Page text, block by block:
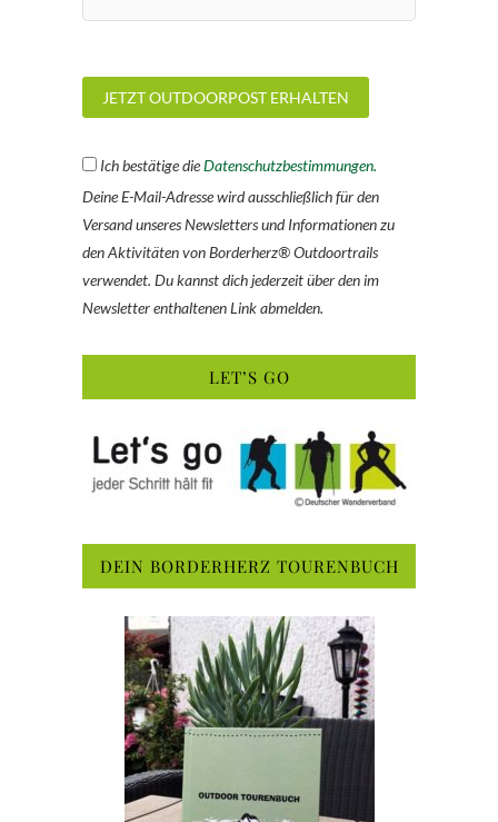
Ich bestätige dieDatenschutzbestimmungen.
Deine E-Mail-Adresse wird ausschließlich für den
Versand unseres Newsletters und Informationen zu
den Aktivitäten von Borderherz® Outdoortrails
verwendet. Du kannst dich jederzeit über den im
Newsletter enthaltenen Link abmelden.
LET’S GO
DEIN BORDERHERZ TOURENBUCH